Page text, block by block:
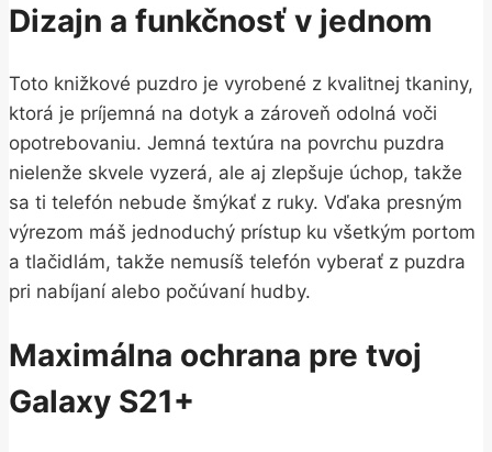
Dizajn a funkčnosť v jednom
Toto knižkové puzdro je vyrobené z kvalitnej tkaniny,
ktorá je príjemná na dotyk a zároveň odolná voči
opotrebovaniu. Jemná textúra na povrchu puzdra
nielenže skvele vyzerá, ale aj zlepšuje úchop, takže
sa ti telefón nebude šmýkať z ruky. Vďaka presným
výrezom máš jednoduchý prístup ku všetkým portom
a tlačidlám, takže nemusíš telefón vyberať z puzdra
pri nabíjaní alebo počúvaní hudby.
Maximálna ochrana pre tvoj
Galaxy S21+